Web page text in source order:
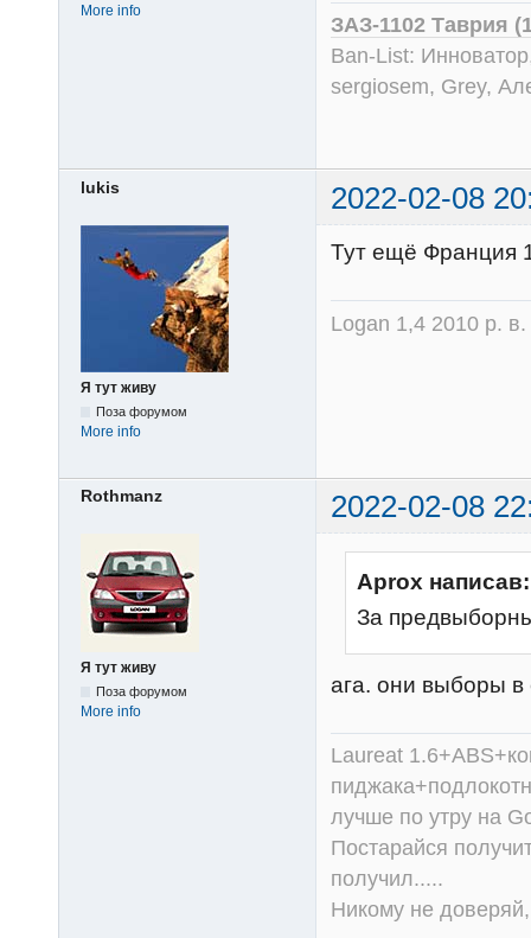
More info
ЗАЗ-1102 Таврия
Ban-List:
sergiosem, Grey,
lukis 2022-02-08
Я тут живу
Поза форумом
More info
Тут ещё Франция
Logan 1,4 2010 р.
Rothmanz 2022-02-08
Я тут живу
Поза форумом
More info
Aprox написав:
За
ага. они выборы в
Laureat
лучше по утру на
Постарайся
получил.....
Никому не